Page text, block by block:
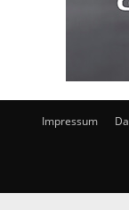
Impressum